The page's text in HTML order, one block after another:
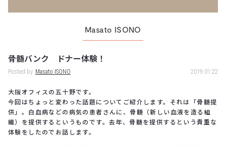
Masato ISONO
骨髄バンク ドナー体験！
Posted by Masato ISONO 2019.01.22
大阪オフィスの五十野です。
今回はちょっと変わった話題についてご紹介します。それは「骨髄提
供」。白血病などの病気の患者さんに、骨髄（新しい血液を造る組
織）を提供するというものです。去年、骨髄を提供するという貴重な
体験をしたのでお話します。